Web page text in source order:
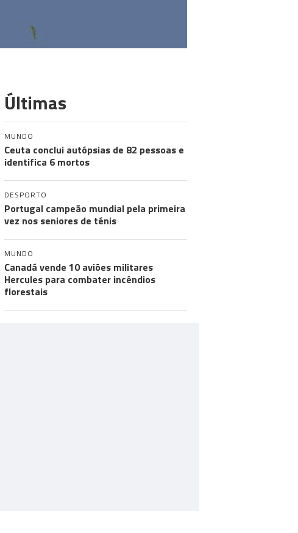
Últimas
MUNDO
Ceuta conclui autópsias de 82 pessoas e
identifica 6 mortos
DESPORTO
Portugal campeão mundial pela primeira
vez nos seniores de ténis
MUNDO
Canadá vende 10 aviões militares
Hercules para combater incêndios
florestais